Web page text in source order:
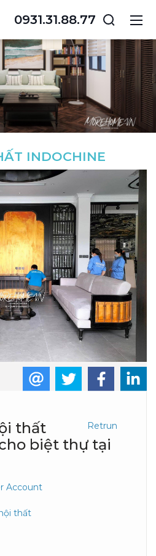
0931.31.88.77
INDOCHINE
Retrun
thất
biệt thự tại
Account
thất